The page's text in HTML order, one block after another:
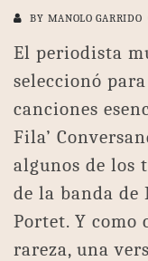
BY MANOLO GARRIDO
El periodista
seleccionó
canciones
Fila’
algunos de los
de la banda de
Portet. Y como
rareza, una